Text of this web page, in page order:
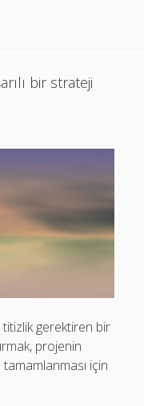
bir strateji
titizlik gerektiren bir
projenin
için